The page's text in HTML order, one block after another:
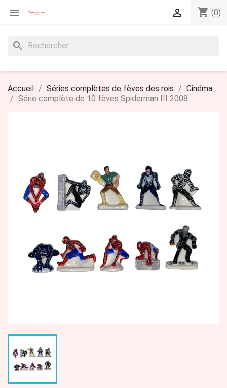
 shopping_cart (0)

search
Accueil Séries complètes de fèves des rois
Cinéma
Série complète de 10 fèves Spiderman III 2008